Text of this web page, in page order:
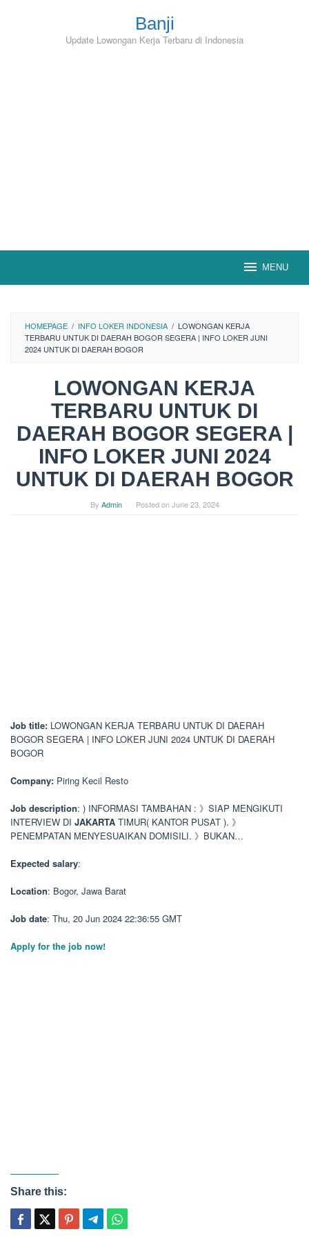
Banji
Update Lowongan Kerja Terbaru di Indonesia
MENU
HOMEPAGE / INFO LOKER INDONESIA / LOWONGAN KERJA
TERBARU UNTUK DI DAERAH BOGOR SEGERA | INFO LOKER JUNI
2024 UNTUK DI DAERAH BOGOR
LOWONGAN KERJA
TERBARU UNTUK DI
DAERAH BOGOR SEGERA |
INFO LOKER JUNI 2024
UNTUK DI DAERAH BOGOR
By Admin Posted onJune 23, 2024
Job title: LOWONGAN KERJA TERBARU UNTUK DI DAERAH
BOGOR SEGERA | INFO LOKER JUNI 2024 UNTUK DI DAERAH
BOGOR
Company: Piring Kecil Resto
Job description: ) INFORMASI TAMBAHAN : 》SIAP MENGIKUTI
INTERVIEW DI JAKARTA TIMUR( KANTOR PUSAT ). 》
PENEMPATAN MENYESUAIKAN DOMISILI. 》BUKAN…
Expected salary:
Location: Bogor, Jawa Barat
Job date: Thu, 20 Jun 2024 22:36:55 GMT
Apply for the job now!
Share this: